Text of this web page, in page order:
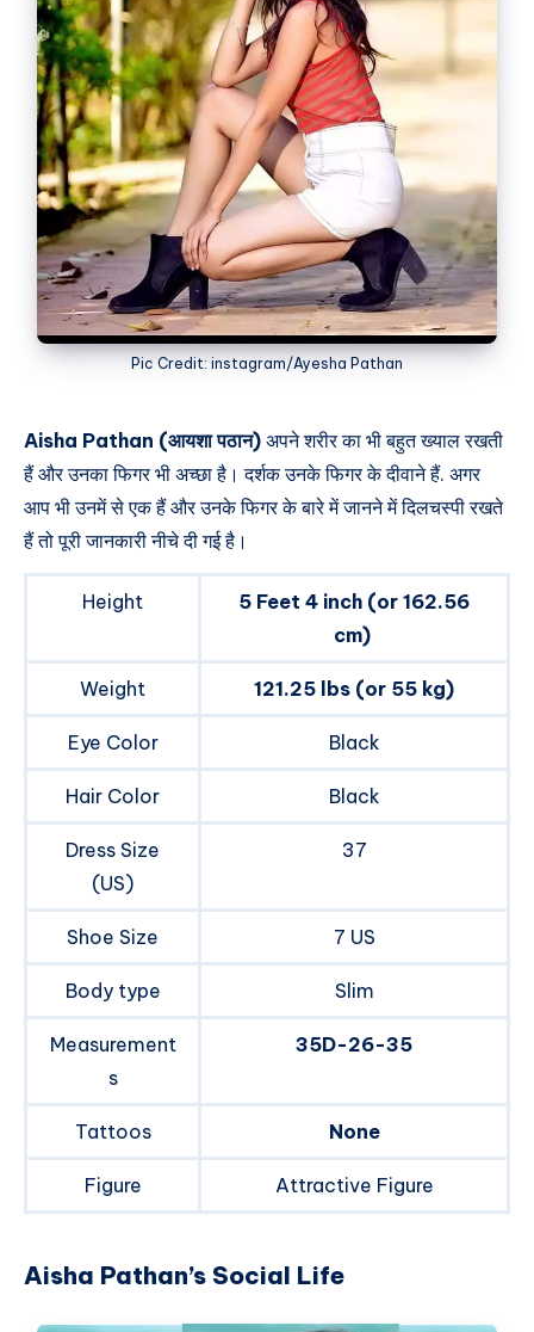
Pic Credit: instagram/Ayesha Pathan
Aisha Pathan (आयशा पठान) अपने शरीर का भी बहुत ख्याल रखती
हैं और उनका फिगर भी अच्छा है। दर्शक उनके फिगर के दीवाने हैं. अगर
आप भी उनमें से एक हैं और उनके फिगर के बारे में जानने में दिलचस्पी रखते
हैं तो पूरी जानकारी नीचे दी गई है।
Height
5 Feet 4 inch (or 162.56
cm)
Weight 121.25 lbs (or 55 kg)
Eye Color Black
Hair Color Black
Dress Size
(US)
37
Shoe Size 7 US
Body type Slim
Measurement
s
35D-26-35
Tattoos None
Figure Attractive Figure
Aisha Pathan’s Social Life